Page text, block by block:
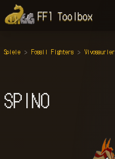
FF1 Toolbox
Spiele Fossil Fighters Vivosaurier
SPINO